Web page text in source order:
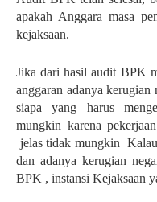
apakah Anggara masa
kejaksaan.
Jika dari hasil audit BPK
anggaran adanya kerugian
siapa yang harus
mungkin karena
jelas tidak mungkin
dan adanya kerugian
BPK , instansi Kejaksaan